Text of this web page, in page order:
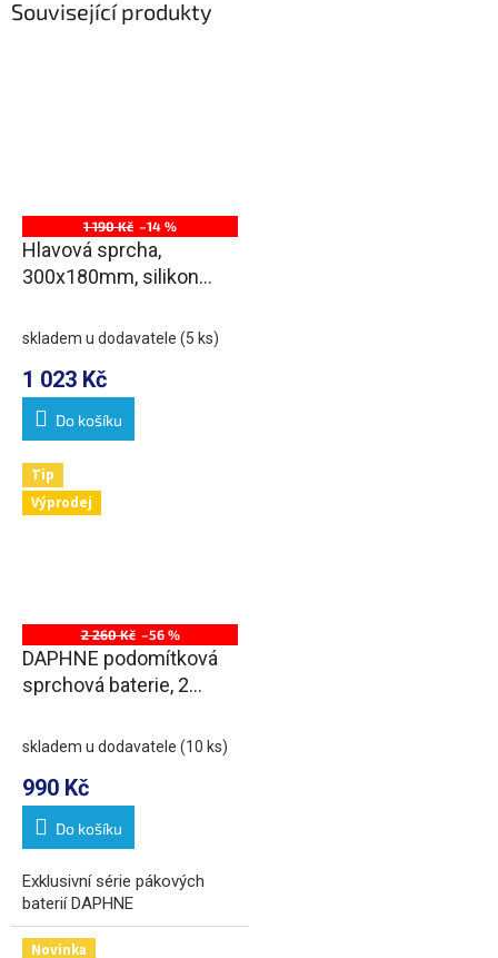
Související produkty
1 190 Kč –14 %
Hlavová sprcha,
300x180mm, silikon
skladem u dodavatele (5 ks)
1 023 Kč
Do košíku
Tip
Výprodej
2 260 Kč –56 %
DAPHNE podomítková
sprchová baterie, 2
skladem u dodavatele (10 ks)
990 Kč
Do košíku
Exklusivní série pákových
baterií DAPHNE
Novinka